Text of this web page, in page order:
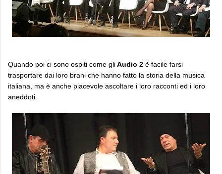
Quando poi ci sono ospiti come gliAudio 2 è facile farsi
trasportare dai loro brani che hanno fatto la storia della musica
italiana, ma è anche piacevole ascoltare i loro racconti ed i loro
aneddoti.